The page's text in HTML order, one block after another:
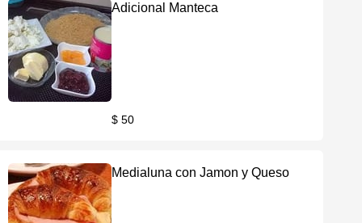
Adicional Manteca
$ 50
Medialuna con Jamon y Queso